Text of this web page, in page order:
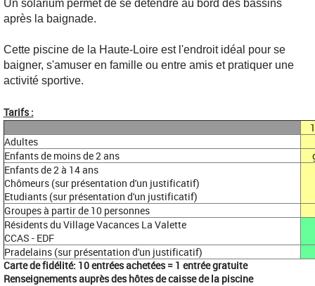
Un solarium permet de se détendre au bord des bassins
après la baignade.
Cette piscine de la Haute-Loire est l'endroit idéal pour se
baigner, s'amuser en famille ou entre amis et pratiquer une
activité sportive.
Tarifs :
Adultes
Enfants de moins de 2 ans
Enfants de 2 à 14 ans
Chômeurs (sur présentation d'un justificatif)
Etudiants (sur présentation d'un justificatif)
Groupes à partir de 10 personnes
Résidents du Village Vacances La Valette
CCAS - EDF
Pradelains (sur présentation d'un justificatif)
Carte de fidélité: 10 entrées achetées = 1 entrée gratuite
Renseignements auprès des hôtes de caisse de la piscine